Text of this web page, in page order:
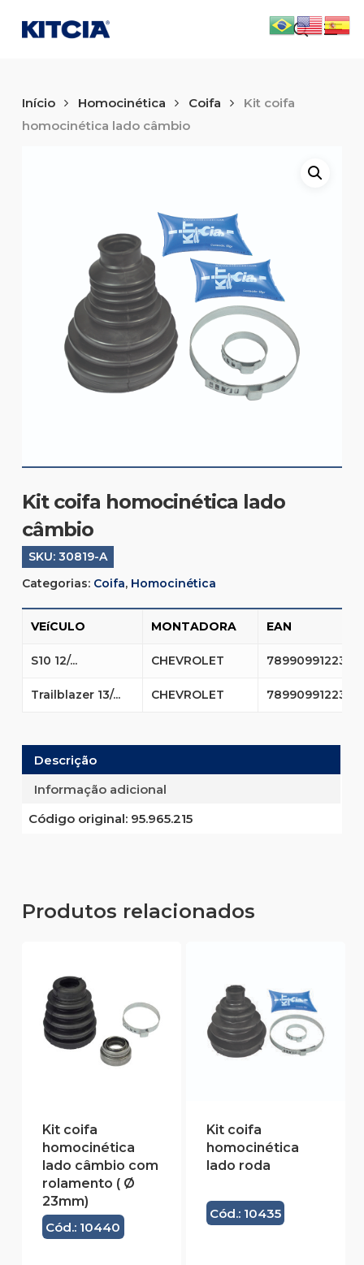
main
search
Início Homocinética Coifa
Kit coifa
homocinética lado câmbio
Kit coifa homocinética lado
câmbio
SKU: 30819-A
Categorias: Coifa, Homocinética
VEíCULO MONTADORA EAN
S10 12/... CHEVROLET 7899099122358
Trailblazer 13/... CHEVROLET 7899099122358
Descrição
Informação adicional
Código original:95.965.215
Produtos relacionados
Kit coifa
homocinética
lado câmbio com
rolamento ( Ø
23mm)
Cód.: 10440
Kit coifa
homocinética
lado roda
Cód.: 10435